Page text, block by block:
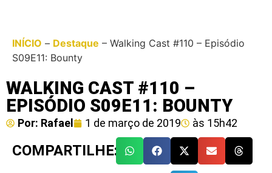
INÍCIO – Destaque – Walking Cast #110 – Episódio
S09E11: Bounty
WALKING CAST #110 –
EPISÓDIO S09E11: BOUNTY
Por: Rafael 1 de março de 2019 às 15h42
COMPARTILHE: